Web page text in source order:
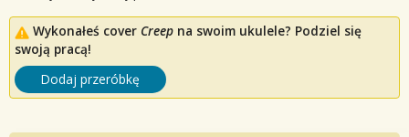
Wykonałeś cover Creep na swoim ukulele? Podziel się
swoją pracą!
Dodaj przeróbkę